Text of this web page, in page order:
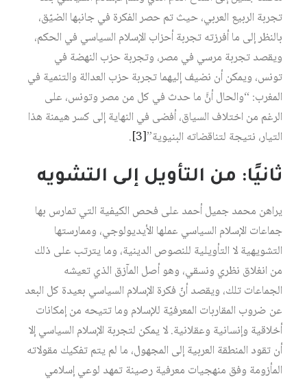
تجربة الربيع العربي، حيث تم حصر الفكرة في جانبها الضيّق،
بالنظر إلى ما أفرزته تجربة أحزاب الإسلام السياسي في الحكم،
ويقصد تجربة مرسي في مصر، وتجربة حزب النهضة في
تونس، ويمكن أن نضيف إليهما تجربة حزب العدالة والتنمية في
المغرب: “والحال أنَّ ما حدث في كل من مصر وتونس، على
الرغم من اختلاف السياق، أفضى في النهاية إلى كسر هيمنة هذا
التيار، نتيجة لتناقضاته البنيوية”[3]
.
ثانيًا: من التأويل إلى التشويه
يراهن محمد جميل أحمد على فحص الكيفية التي تمارس بها
جماعات الإسلام السياسي عملها الأيديولوجي، وممارستها
التشويهية لا التأويلية للنصوص الدينية، وما يترتب على ذلك
من انغلاق نظري ونسقي، وهو أصل المآزق الذي تعيشه
الجماعات تلك، ويقصد أنّ فكرة الإسلام السياسي بعيدة كل البعد
عن ضروب المقاربات المعرفيّة للإسلام وما تتيحه من إمكانات
أخلاقية وإنسانية وعقلانية. لا يمكن لتجربة الإسلام السياسي إلا
أن تقود المنطقة العربية إلى المجهول، ما لم يتم تفكيك مقولاته
المأزومة وفق منهجيات معرفية رصينة تمهد لوعي إسلامي